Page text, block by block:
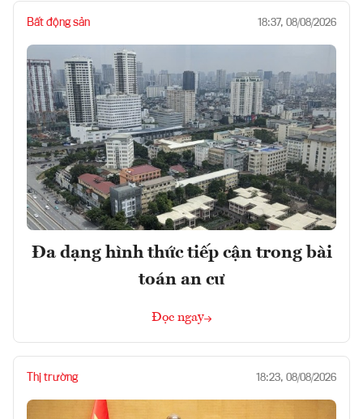
Bất động sản 18:37, 08/08/2026
Đa dạng hình thức tiếp cận trong bài
toán an cư
Đọc ngay
Thị trường 18:23, 08/08/2026